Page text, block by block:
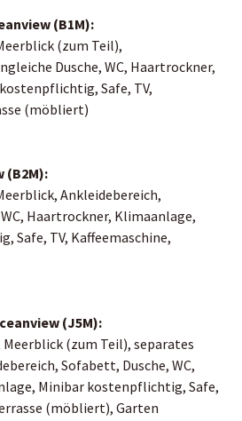
(B1M):
(zum Teil),
Dusche, WC, Haartrockner,
Safe, TV,
(möbliert)
(B2M):
Ankleidebereich,
Haartrockner, Klimaanlage,
Safe, TV, Kaffeemaschine,
(J5M):
(zum Teil), separates
Sofabett, Dusche, WC,
Minibar kostenpflichtig, Safe,
(möbliert), Garten